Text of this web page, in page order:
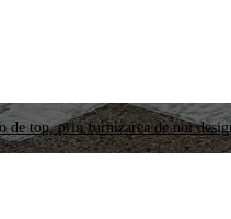
de top, prin furnizarea de noi